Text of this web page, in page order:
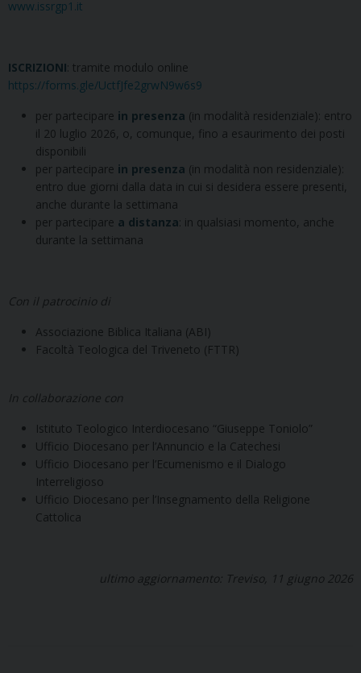
www.issrgp1.it
ISCRIZIONI: tramite modulo online
https://forms.gle/UctfJfe2grwN9w6s9
per partecipare in presenza (in modalità residenziale): entro
il 20 luglio 2026, o, comunque, fino a esaurimento dei posti
disponibili
per partecipare in presenza (in modalità non residenziale):
entro due giorni dalla data in cui si desidera essere presenti,
anche durante la settimana
per partecipare a distanza: in qualsiasi momento, anche
durante la settimana
Con il patrocinio di
Associazione Biblica Italiana (ABI)
Facoltà Teologica del Triveneto (FTTR)
In collaborazione con
Istituto Teologico Interdiocesano “Giuseppe Toniolo”
Ufficio Diocesano per l’Annuncio e la Catechesi
Ufficio Diocesano per l’Ecumenismo e il Dialogo
Interreligioso
Ufficio Diocesano per l’Insegnamento della Religione
Cattolica
ultimo aggiornamento: Treviso, 11 giugno 2026